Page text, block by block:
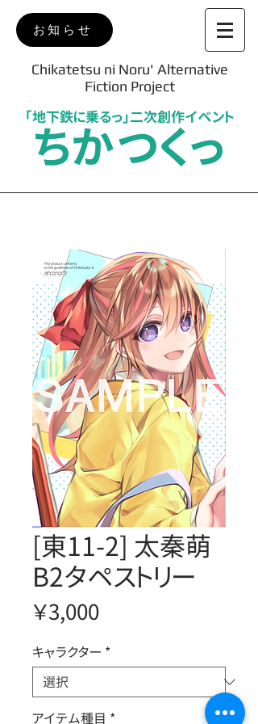
お知らせ
Chikatetsu ni Noru' Alternative
Fiction Project
ちかつくっ
「地下鉄に乗るっ」二次創作イベント
[東11-2] 太秦萌
B2タペストリー
￥3,000価
キャラクター *
アイテム種目 *